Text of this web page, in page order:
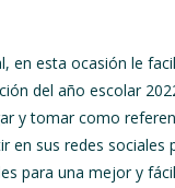
en esta ocasión le
del año escolar
y tomar como
sus redes sociales
para una mejor y